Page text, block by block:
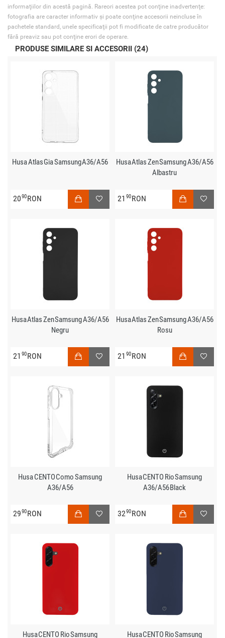
informaţiilor din acestă pagină. Rareori acestea pot conţine inadvertenţe:
fotografia are caracter informativ şi poate conţine accesorii neincluse în
pachetele standard, unele specificaţii pot fi modificate de catre producător
fără preaviz sau pot conţine erori de operare.
PRODUSE SIMILARE SI ACCESORII (24)
Husa Atlas Gia Samsung A36/A56
2090RON
Husa Atlas Zen Samsung A36/A56
Albastru
21 90RON
Husa Atlas Zen Samsung A36/A56
Negru
21 90RON
Husa Atlas Zen Samsung A36/A56
Rosu
21 90RON
Husa CENTO Como Samsung
A36/A56
2990RON
Husa CENTO Rio Samsung
A36/A56 Black
3290RON
Husa CENTO Rio Samsung Husa CENTO Rio Samsung